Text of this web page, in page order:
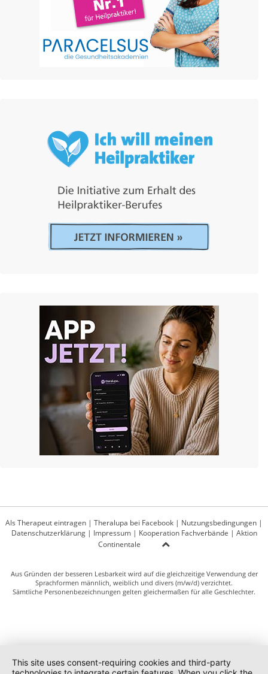
Als Therapeut eintragen | Theralupa bei Facebook | Nutzungsbedingungen |
Datenschutzerklärung| Impressum| Kooperation Fachverbände | Aktion
Continentale
Aus Gründen der besseren Lesbarkeit wird auf die gleichzeitige Verwendung der
Sprachformen männlich, weiblich und divers (m/w/d) verzichtet.
Sämtliche Personenbezeichnungen gelten gleichermaßen für alle Geschlechter.
This site uses consent-requiring cookies and third-party